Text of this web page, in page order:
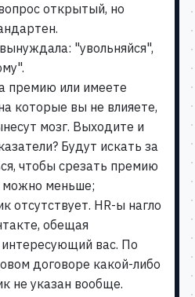
открытый, но
"увольняйся",
премию или имеете
которые вы не влияете,
мозг. Выходите и
Будут искать за
чтобы срезать премию
можно меньше;
отсутствует. HR-ы нагло
обещая
вас. По
договоре какой-либо
не указан вообще.